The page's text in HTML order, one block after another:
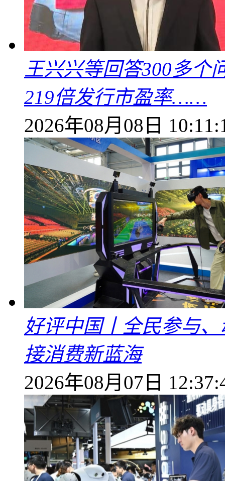
王兴兴等回答300多个
219倍发行市盈率……
2026年08月08日
好评中国丨全民参与
接消费新蓝海
2026年08月07日